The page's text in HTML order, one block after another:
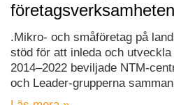
företagsverksamheten
.Mikro- och småföretag på
stöd för att inleda och
2014–2022 beviljade NTM-
och Leader-grupperna